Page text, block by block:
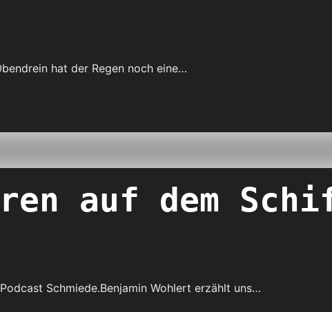
hat der Regen noch eine…
auf dem
Schmiede.Benjamin Wohlert erzählt uns…